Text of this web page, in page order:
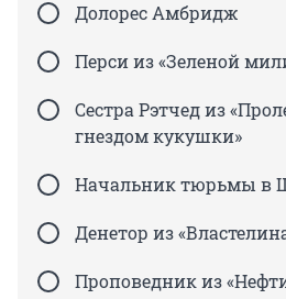
Долорес Амбридж
Перси из «Зеленой
Сестра Рэтчед из
гнездом кукушки»
Начальник тюрьмы в
Денетор из
Проповедник из